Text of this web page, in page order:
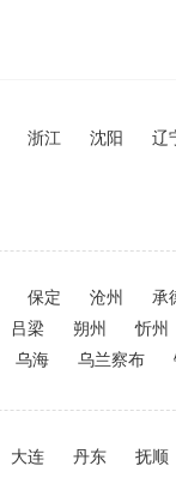
浙江 沈阳 辽
保定 沧州
承
吕梁 朔州
忻州
乌海 乌兰察布
大连 丹东
抚顺